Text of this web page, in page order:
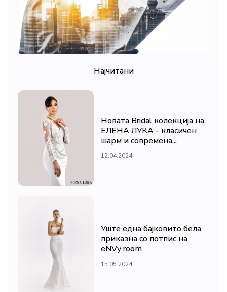
Најчитани
Новата Bridal колекција на
ЕЛЕНА ЛУКА - класичен
шарм и современа...
12.04.2024
Уште една бајковито бела
приказна со потпис на
eNVy room
15.05.2024